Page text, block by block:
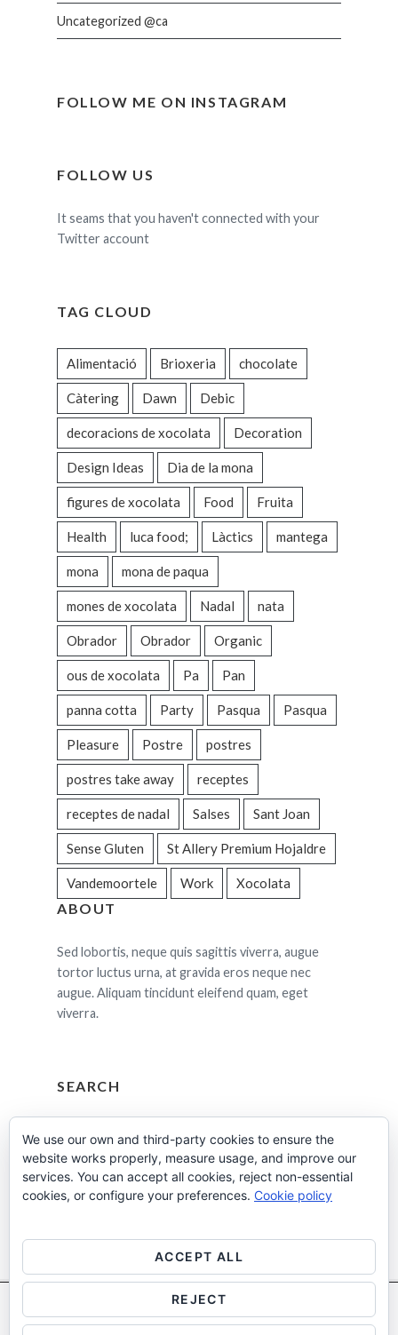
Uncategorized @ca
FOLLOW ME ON INSTAGRAM
FOLLOW US
It seams that you haven't connected with your
Twitter account
TAG CLOUD
Alimentació Brioxeria chocolate
Càtering Dawn Debic
decoracions de xocolata Decoration
Design Ideas Dia de la mona
figures de xocolata Food Fruita
Health luca food; Làctics mantega
mona mona de paqua
mones de xocolata Nadal nata
Obrador Obrador Organic
ous de xocolata Pa Pan
panna cotta Party Pasqua Pasqua
Pleasure Postre postres
postres take away receptes
receptes de nadal Salses Sant Joan
Sense Gluten St Allery Premium Hojaldre
Vandemoortele Work Xocolata
ABOUT
Sed lobortis, neque quis sagittis viverra, augue
tortor luctus urna, at gravida eros neque nec
augue. Aliquam tincidunt eleifend quam, eget
viverra.
SEARCH
FacebookInstagram
Linkedin
Utilitzem cookies pròpies i de tercers per a fins analítics.
informació
We use our own and third-party cookies to ensure the
website works properly, measure usage, and improve our
services. You can accept all cookies, reject non-essential
cookies, or configure your preferences. Cookie policy
ACCEPT ALL
REJECT